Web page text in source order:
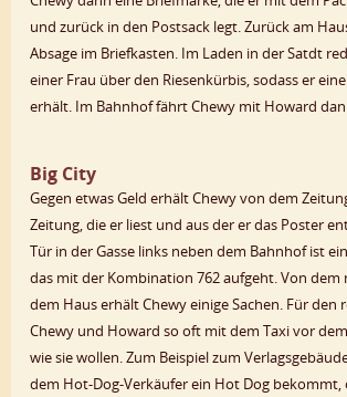
und zurück in den Postsack legt. Zurück am
Absage im Briefkasten. Im Laden in der Satdt
einer Frau über den Riesenkürbis, sodass er
erhält. Im Bahnhof fährt Chewy mit Howard
Big City
Gegen etwas Geld erhält Chewy von dem
Zeitung, die er liest und aus der er das Poster
Tür in der Gasse links neben dem Bahnhof ist
das mit der Kombination 762 aufgeht. Von dem
dem Haus erhält Chewy einige Sachen. Für den
Chewy und Howard so oft mit dem Taxi vor
wie sie wollen. Zum Beispiel zum
dem Hot-Dog-Verkäufer ein Hot Dog bekommt,